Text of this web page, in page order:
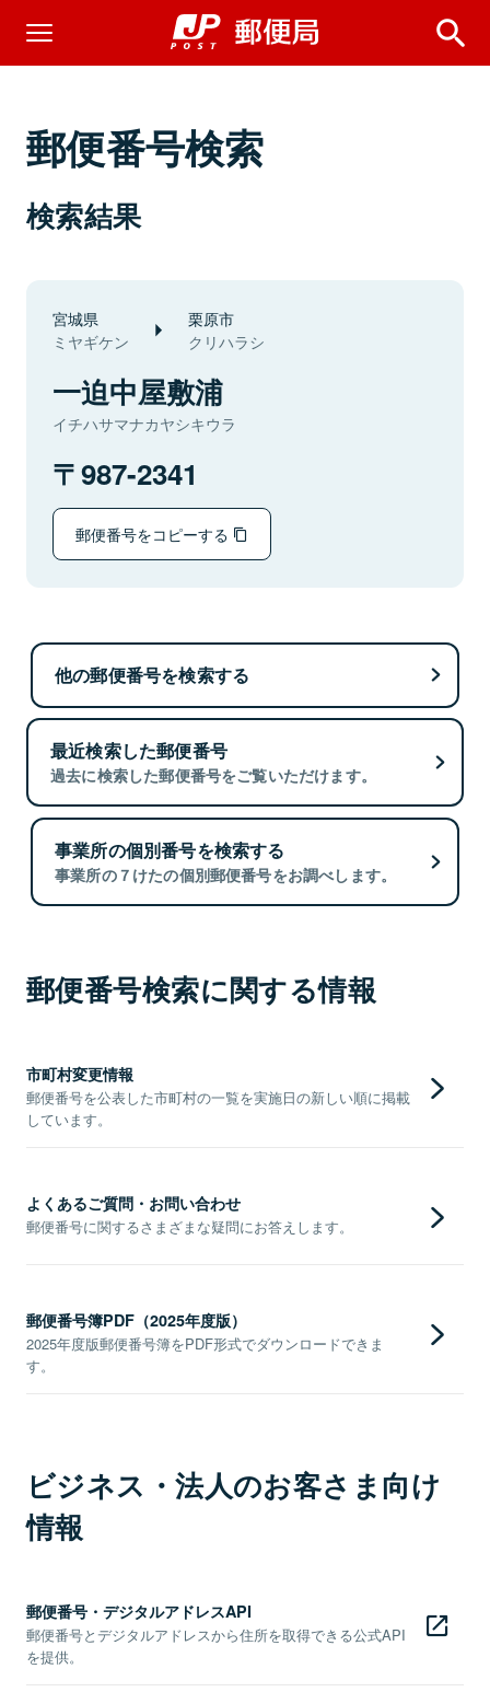
郵便番号検索
検索結果
宮城県
ミヤギケン
栗原市
クリハラシ
一迫中屋敷浦
イチハサマナカヤシキウラ
987-2341
郵便番号をコピーする
他の郵便番号を検索する
最近検索した郵便番号
過去に検索した郵便番号をご覧いただけます。
事業所の個別番号を検索する
事業所の７けたの個別郵便番号をお調べします。
郵便番号検索に関する情報
市町村変更情報
郵便番号を公表した市町村の一覧を実施日の新しい順に掲載
しています。
よくあるご質問・お問い合わせ
郵便番号に関するさまざまな疑問にお答えします。
郵便番号簿PDF（2025年度版）
2025年度版郵便番号簿をPDF形式でダウンロードできま
す。
ビジネス・法人のお客さま向け
情報
郵便番号・デジタルアドレスAPI
郵便番号とデジタルアドレスから住所を取得できる公式API
を提供。